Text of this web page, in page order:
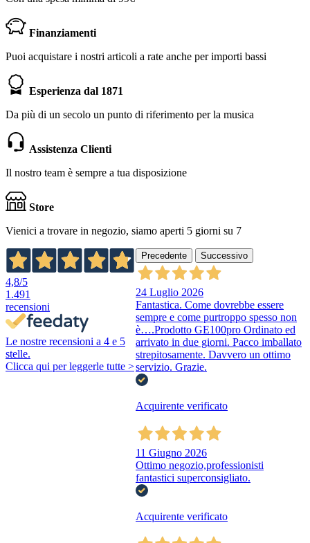
Finanziamenti
Puoi acquistare i nostri articoli a rate anche per importi bassi
Esperienza dal 1871
Da più di un secolo un punto di riferimento per la musica
Assistenza Clienti
Il nostro team è sempre a tua disposizione
Store
Vienici a trovare in negozio, siamo aperti 5 giorni su 7
4,8/5
1.491
recensioni
Le nostre recensioni a 4 e 5
stelle.
Clicca qui per leggerle tutte >
Precedente Successivo
24 Luglio 2026
Fantastica. Come dovrebbe essere
sempre e come purtroppo spesso non
è….Prodotto GE100pro Ordinato ed
arrivato in due giorni. Pacco imballato
strepitosamente. Davvero un ottimo
servizio. Grazie.
Acquirente verificato
11 Giugno 2026
Ottimo negozio,professionisti
fantastici superconsigliato.
Acquirente verificato